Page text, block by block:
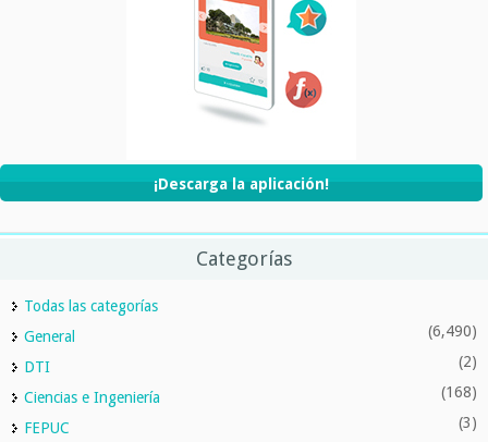
¡Descarga la aplicación!
Categorías
Todas las categorías
General
(6,490)
DTI (2)
Ciencias e Ingeniería (168)
FEPUC (3)